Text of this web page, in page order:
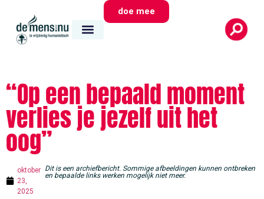
doe mee
“Op een bepaald moment
verlies je jezelf uit het
oog”
oktober
23,
2025
Dit is een archiefbericht. Sommige afbeeldingen kunnen ontbreken
en bepaalde links werken mogelijk niet meer.